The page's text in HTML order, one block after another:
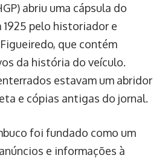
abriu uma cápsula do
pelo historiador e
que contém
da história do veículo.
estavam um abridor
e cópias antigas do jornal.
foi fundado como um
e informações à